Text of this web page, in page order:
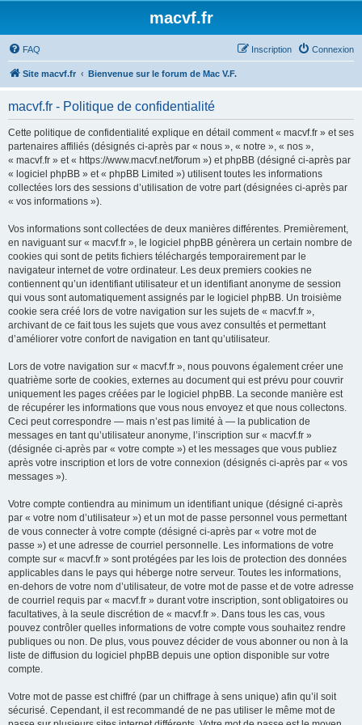
macvf.fr
FAQ Connexion
Inscription
Site macvf.fr Bienvenue sur le forum de Mac V.F.
macvf.fr - Politique de confidentialité
Cette politique de confidentialité explique en détail comment « macvf.fr » et ses
partenaires affiliés (désignés ci-après par « nous », « notre », « nos »,
« macvf.fr » et « https://www.macvf.net/forum ») et phpBB (désigné ci-après par
« logiciel phpBB » et « phpBB Limited ») utilisent toutes les informations
collectées lors des sessions d’utilisation de votre part (désignées ci-après par
« vos informations »).
Vos informations sont collectées de deux manières différentes. Premièrement,
en naviguant sur « macvf.fr », le logiciel phpBB génèrera un certain nombre de
cookies qui sont de petits fichiers téléchargés temporairement par le
navigateur internet de votre ordinateur. Les deux premiers cookies ne
contiennent qu’un identifiant utilisateur et un identifiant anonyme de session
qui vous sont automatiquement assignés par le logiciel phpBB. Un troisième
cookie sera créé lors de votre navigation sur les sujets de « macvf.fr »,
archivant de ce fait tous les sujets que vous avez consultés et permettant
d’améliorer votre confort de navigation en tant qu’utilisateur.
Lors de votre navigation sur « macvf.fr », nous pouvons également créer une
quatrième sorte de cookies, externes au document qui est prévu pour couvrir
uniquement les pages créées par le logiciel phpBB. La seconde manière est
de récupérer les informations que vous nous envoyez et que nous collectons.
Ceci peut correspondre — mais n’est pas limité à — la publication de
messages en tant qu’utilisateur anonyme, l’inscription sur « macvf.fr »
(désignée ci-après par « votre compte ») et les messages que vous publiez
après votre inscription et lors de votre connexion (désignés ci-après par « vos
messages »).
Votre compte contiendra au minimum un identifiant unique (désigné ci-après
par « votre nom d’utilisateur ») et un mot de passe personnel vous permettant
de vous connecter à votre compte (désigné ci-après par « votre mot de
passe ») et une adresse de courriel personnelle. Les informations de votre
compte sur « macvf.fr » sont protégées par les lois de protection des données
applicables dans le pays qui héberge notre serveur. Toutes les informations,
en-dehors de votre nom d’utilisateur, de votre mot de passe et de votre adresse
de courriel requis par « macvf.fr » durant votre inscription, sont obligatoires ou
facultatives, à la seule discrétion de « macvf.fr ». Dans tous les cas, vous
pouvez contrôler quelles informations de votre compte vous souhaitez rendre
publiques ou non. De plus, vous pouvez décider de vous abonner ou non à la
liste de diffusion du logiciel phpBB depuis une option disponible sur votre
compte.
Votre mot de passe est chiffré (par un chiffrage à sens unique) afin qu’il soit
sécurisé. Cependant, il est recommandé de ne pas utiliser le même mot de